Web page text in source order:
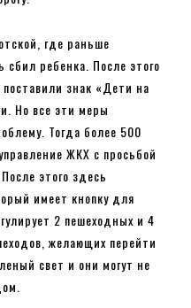
где раньше
ребенка. После этого
знак «Дети на
Но все эти меры
Тогда более 500
ЖКХ с просьбой
этого здесь
имеет кнопку для
2 пешеходных и 4
желающих перейти
свет и они могут не